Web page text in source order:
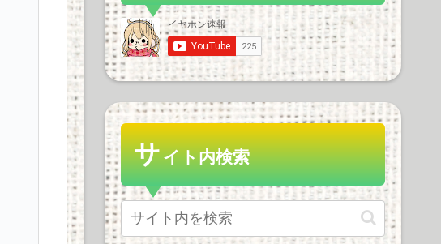
サイト内検索